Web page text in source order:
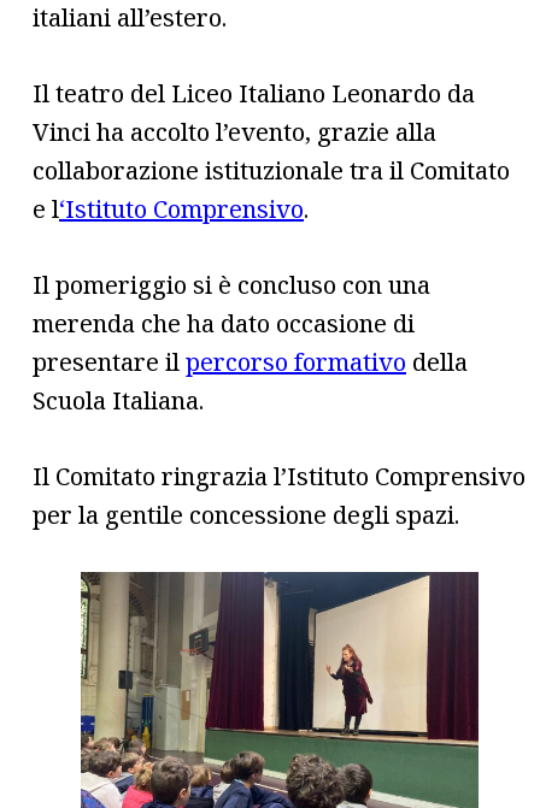
italiani all’estero.
Il teatro del Liceo Italiano Leonardo da
Vinci ha accolto l’evento, grazie alla
collaborazione istituzionale tra il Comitato
e l‘Istituto Comprensivo.
Il pomeriggio si è concluso con una
merenda che ha dato occasione di
presentare ilpercorso formativo della
Scuola Italiana.
Il Comitato ringrazia l’Istituto Comprensivo
per la gentile concessione degli spazi.